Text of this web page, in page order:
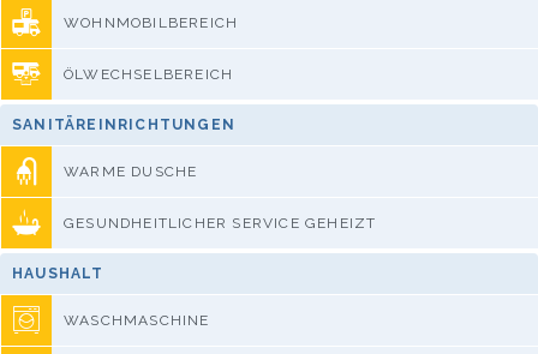
WOHNMOBILBEREICH
ÖLWECHSELBEREICH
SANITÄREINRICHTUNGEN
WARME DUSCHE
GESUNDHEITLICHER SERVICE GEHEIZT
HAUSHALT
WASCHMASCHINE